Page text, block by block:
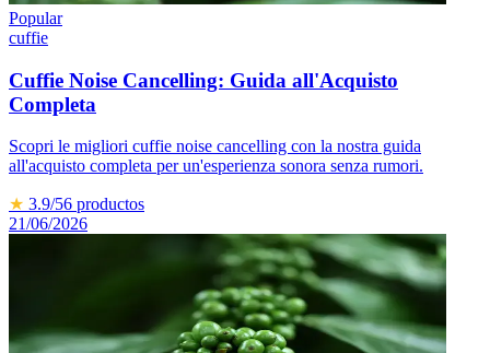
Popular
cuffie
Cuffie Noise Cancelling: Guida all'Acquisto
Completa
Scopri le migliori cuffie noise cancelling con la nostra guida
all'acquisto completa per un'esperienza sonora senza rumori.
★ 3.9/56 productos
21/06/2026